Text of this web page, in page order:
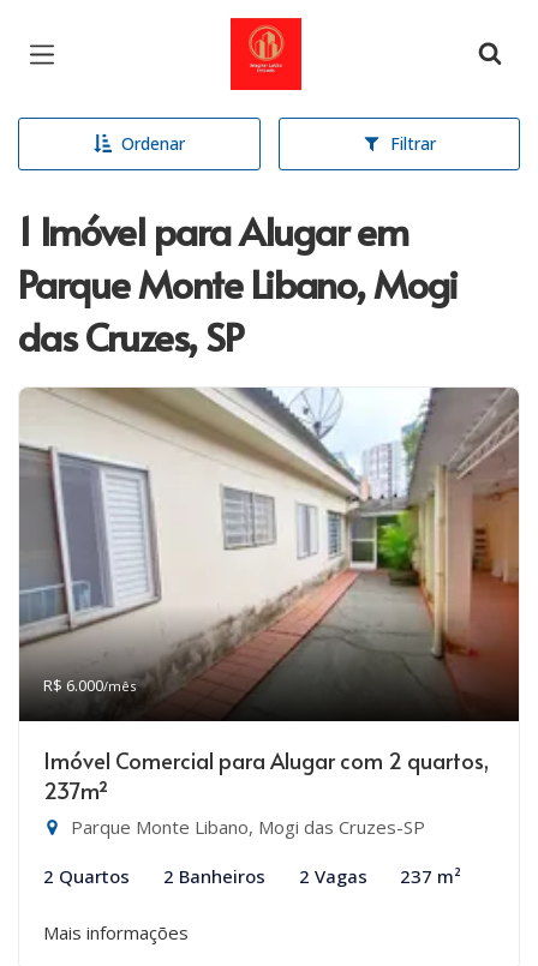
Página inicial
Ordenar Filtrar
1 Imóvel para Alugar em
Parque Monte Libano, Mogi
das Cruzes, SP
R$ 6.000/mês
Imóvel Comercial para Alugar com 2 quartos,
237m²
Parque Monte Libano, Mogi das Cruzes-SP
2 Quartos 2 Banheiros 2 Vagas 237 m²
Mais informações